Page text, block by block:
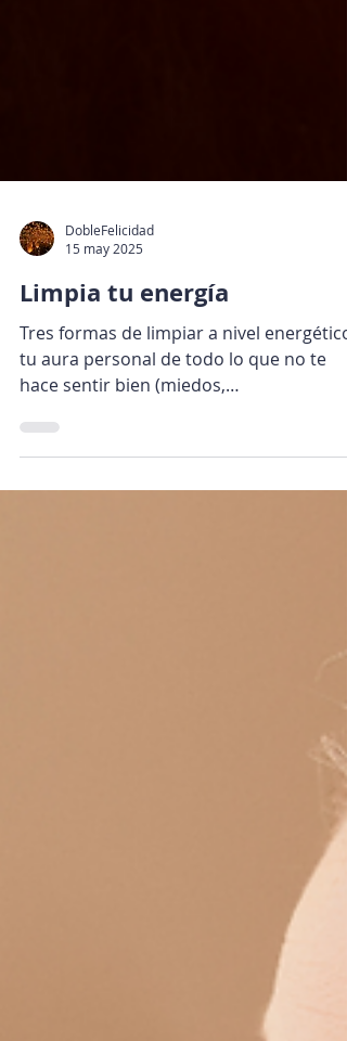
15 may 2025
Limpia tu energía
Tres formas de limpiar a nivel energético
hace sentir bien (miedos,
remordimientos, apegos, ira, etc.)